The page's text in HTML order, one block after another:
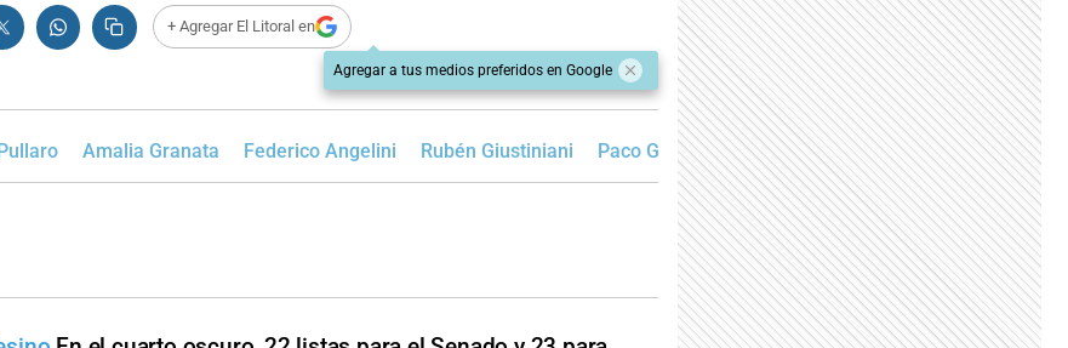
+ Agregar El Litoral en
Agregar a tus medios preferidos en Google
Amalia Granata Federico Angelini Rubén Giustiniani Paco Garibaldi Marcelo Lewandowski Clara